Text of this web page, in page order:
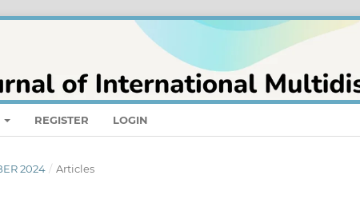
REGISTER LOGIN
2024 / Articles